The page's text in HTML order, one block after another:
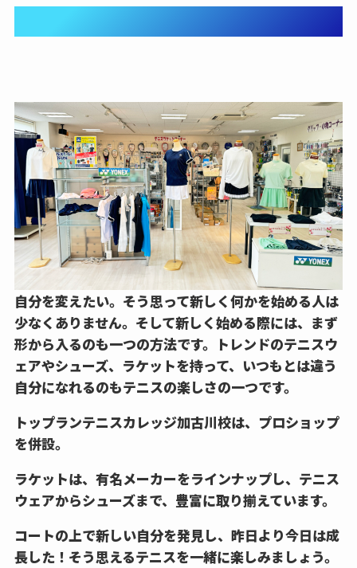
自分を変えたい。そう思って新しく何かを始める人は
少なくありません。そして新しく始める際には、まず
形から入るのも一つの方法です。トレンドのテニスウ
ェアやシューズ、ラケットを持って、いつもとは違う
自分になれるのもテニスの楽しさの一つです。
トップランテニスカレッジ加古川校は、プロショップ
を併設。
ラケットは、有名メーカーをラインナップし、テニス
ウェアからシューズまで、豊富に取り揃えています。
コートの上で新しい自分を発見し、昨日より今日は成
長した！そう思えるテニスを一緒に楽しみましょう。